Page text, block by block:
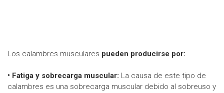
Los calambres musculares pueden producirse por:
• Fatiga y sobrecarga muscular: La causa de este tipo de
calambres es una sobrecarga muscular debido al sobreuso y